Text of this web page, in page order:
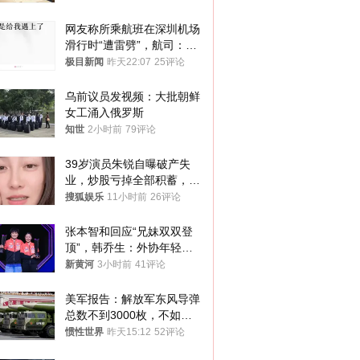
网友称所乘航班在深圳机场
滑行时“遭雷劈”，航司：飞
机发现雷击点20余处，已更
极目新闻 昨天22:07 25评论
乌前议员发视频：大批朝鲜
女工涌入俄罗斯
知世 2小时前 79评论
39岁演员朱锐自曝破产失
业，炒股亏掉全部积蓄，日
常生计靠年迈母亲接济
搜狐娱乐 11小时前 26评论
张本智和回应“兄妹双双登
顶”，韩乔生：外协年轻选
手进步飞快，国乒要正视差
新黄河 3小时前 41评论
美军报告：解放军东风导弹
总数不到3000枚，不如两
轮血战的伊朗？
惯性世界 昨天15:12 52评论